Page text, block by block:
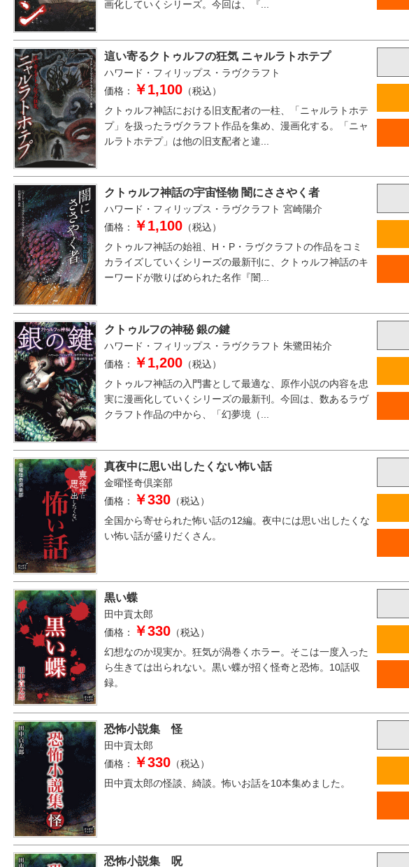
画化していくシリーズ。今回は、『...
這い寄るクトゥルフの狂気 ニャルラトホテプ
ハワード・フィリップス・ラヴクラフト
価格：
￥1,100 （税込）
クトゥルフ神話における旧支配者の一柱、「ニャルラトホテ
プ」を扱ったラヴクラフト作品を集め、漫画化する。「ニャ
ルラトホテプ」は他の旧支配者と違...
クトゥルフ神話の宇宙怪物 闇にささやく者
ハワード・フィリップス・ラヴクラフト 宮崎陽介
価格：
￥1,100 （税込）
クトゥルフ神話の始祖、H・P・ラヴクラフトの作品をコミ
カライズしていくシリーズの最新刊に、クトゥルフ神話のキ
ーワードが散りばめられた名作『闇...
クトゥルフの神秘 銀の鍵
ハワード・フィリップス・ラヴクラフト 朱鷺田祐介
価格：
￥1,200 （税込）
クトゥルフ神話の入門書として最適な、原作小説の内容を忠
実に漫画化していくシリーズの最新刊。今回は、数あるラヴ
クラフト作品の中から、「幻夢境（...
真夜中に思い出したくない怖い話
金曜怪奇倶楽部
価格：
￥330 （税込）
全国から寄せられた怖い話の12編。夜中には思い出したくな
い怖い話が盛りだくさん。
黒い蝶
田中貢太郎
価格：
￥330 （税込）
幻想なのか現実か。狂気が渦巻くホラー。そこは一度入った
ら生きては出られない。黒い蝶が招く怪奇と恐怖。10話収
録。
恐怖小説集 怪
田中貢太郎
価格：
￥330 （税込）
田中貢太郎の怪談、綺談。怖いお話を10本集めました。
恐怖小説集 呪